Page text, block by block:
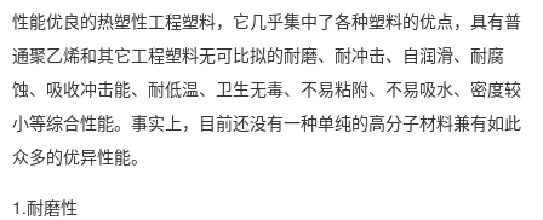
性能优良的热塑性工程塑料，它几乎集中了各种塑料的优点，具有普
通聚乙烯和其它工程塑料无可比拟的耐磨、耐冲击、自润滑、耐腐
蚀、吸收冲击能、耐低温、卫生无毒、不易粘附、不易吸水、密度较
小等综合性能。事实上，目前还没有一种单纯的高分子材料兼有如此
众多的优异性能。
1.耐磨性